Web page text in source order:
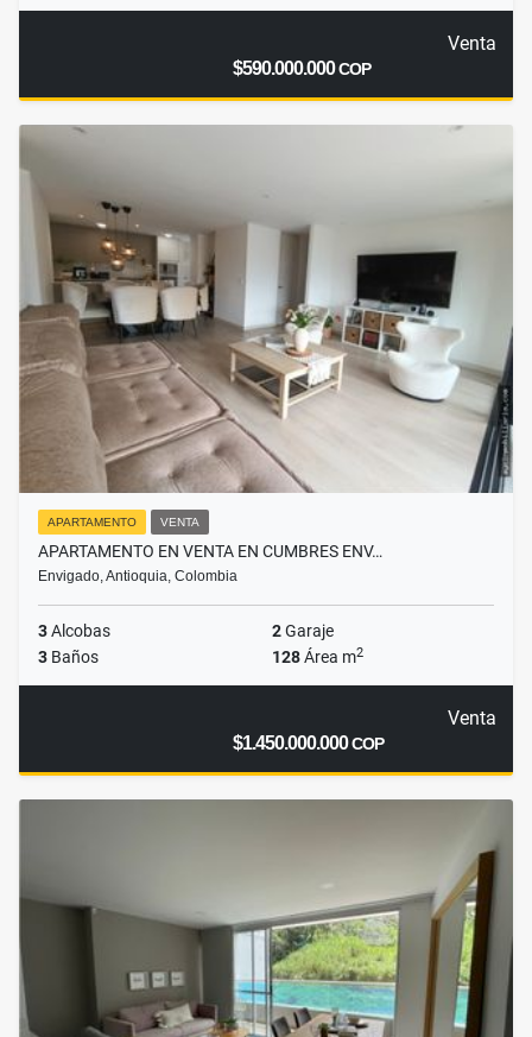
Venta
$590.000.000COP
APARTAMENTO VENTA
APARTAMENTO EN VENTA EN CUMBRES ENV…
Envigado, Antioquia, Colombia
3Alcobas 2Garaje
3 Baños 128Área m2
Venta
$1.450.000.000COP